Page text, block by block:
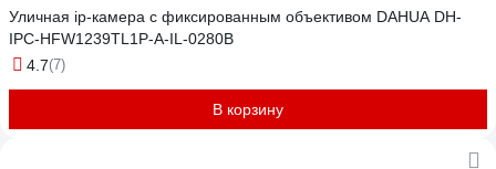
Уличная ip-камера с фиксированным объективом DAHUA DH-
IPC-HFW1239TL1P-A-IL-0280B
4.7(7)
В корзину